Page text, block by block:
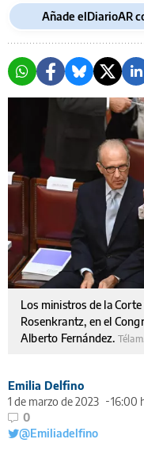
Añade elDiarioAR
Los ministros de la
Rosenkrantz, en el
Alberto Fernández. Télam.
Emilia Delfino
1 de marzo de 2023
16:00
0
@Emiliadelfino